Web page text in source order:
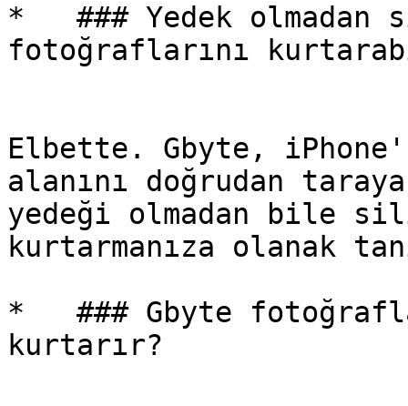
*   ### Yedek olmadan
fotoğraflarını
Elbette. Gbyte,
alanını doğrudan
yedeği olmadan bile
kurtarmanıza olanak
*   ### Gbyte
kurtarır?